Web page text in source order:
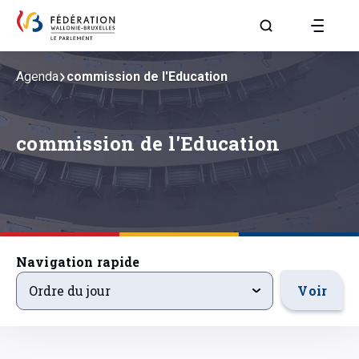
Aller à la page
commission de l'Education
Agenda commission de l'Education
Navigation rapide
ordre-du-jour
Ordre du jour Voir